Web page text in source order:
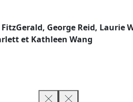
George Reid, Laurie
et Kathleen Wang